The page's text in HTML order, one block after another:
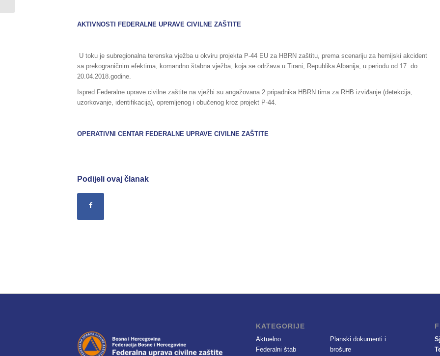
AKTIVNOSTI FEDERALNE UPRAVE CIVILNE ZAŠTITE
U toku je subregionalna terenska vježba u okviru projekta P-44 EU za HBRN zaštitu, prema scenariju za hemijski akcident
sa prekograničnim efektima, komandno štabna vježba, koja se održava u Tirani, Republika Albanija, u periodu od 17. do
20.04.2018.godine.
Ispred Federalne uprave civilne zaštite na vježbi su angažovana 2 pripadnika HBRN tima za RHB izviđanje (detekcija,
uzorkovanje, identifikacija), opremljenog i obučenog kroz projekt P-44.
OPERATIVNI CENTAR FEDERALNE UPRAVE CIVILNE ZAŠTITE
Podijeli ovaj članak
KATEGORIJE
Aktuelno
Federalni štab
Planski dokumenti i
brošure